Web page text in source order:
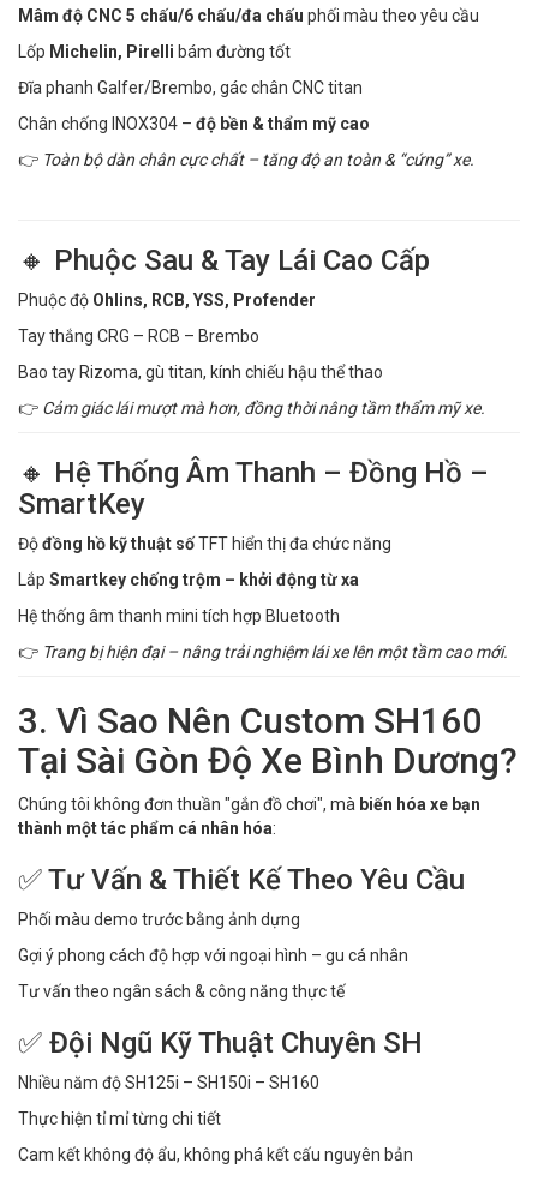
Mâm độ CNC 5 chấu/6 chấu/đa chấu phối màu theo yêu cầu
Lốp Michelin, Pirelli bám đường tốt
Đĩa phanh Galfer/Brembo, gác chân CNC titan
Chân chống INOX304 – độ bền & thẩm mỹ cao
👉 Toàn bộ dàn chân cực chất – tăng độ an toàn & “cứng” xe.
🔸 Phuộc Sau & Tay Lái Cao Cấp
Phuộc độ Ohlins, RCB, YSS, Profender
Tay thắng CRG – RCB – Brembo
Bao tay Rizoma, gù titan, kính chiếu hậu thể thao
👉 Cảm giác lái mượt mà hơn, đồng thời nâng tầm thẩm mỹ xe.
🔸 Hệ Thống Âm Thanh – Đồng Hồ –
SmartKey
Độđồng hồ kỹ thuật sốTFT hiển thị đa chức năng
Lắp Smartkey chống trộm – khởi động từ xa
Hệ thống âm thanh mini tích hợp Bluetooth
👉 Trang bị hiện đại – nâng trải nghiệm lái xe lên một tầm cao mới.
3. Vì Sao Nên Custom SH160
Tại Sài Gòn Độ Xe Bình Dương?
Chúng tôi không đơn thuần "gắn đồ chơi", mà biến hóa xe bạn
thành một tác phẩm cá nhân hóa:
✅ Tư Vấn & Thiết Kế Theo Yêu Cầu
Phối màu demo trước bằng ảnh dựng
Gợi ý phong cách độ hợp với ngoại hình – gu cá nhân
Tư vấn theo ngân sách & công năng thực tế
✅ Đội Ngũ Kỹ Thuật Chuyên SH
Nhiều năm độ SH125i – SH150i – SH160
Thực hiện tỉ mỉ từng chi tiết
Cam kết không độ ẩu, không phá kết cấu nguyên bản